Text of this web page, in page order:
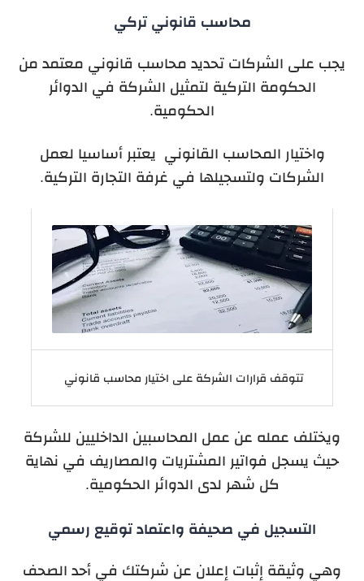
محاسب قانوني تركي
يجب على الشركات تحديد محاسب قانوني معتمد من
الحكومة التركية لتمثيل الشركة في الدوائر
الحكومية.
واختيار المحاسب القانوني يعتبر أساسيا لعمل
الشركات ولتسجيلها في غرفة التجارة التركية.
تتوقف قرارات الشركة على اختيار محاسب قانوني
ويختلف عمله عن عمل المحاسبين الداخليين للشركة
حيث يسجل فواتير المشتريات والمصاريف في نهاية
كل شهر لدى الدوائر الحكومية.
التسجيل في صحيفة واعتماد توقيع رسمي
وهي وثيقة إثبات إعلان عن شركتك في أحد الصحف